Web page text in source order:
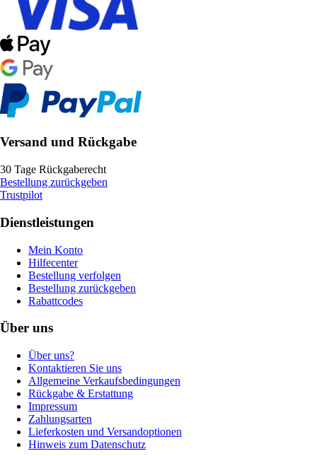
Versand und Rückgabe
30 Tage Rückgaberecht
Bestellung zurückgeben
Trustpilot
Dienstleistungen
Mein Konto
Hilfecenter
Bestellung verfolgen
Bestellung zurückgeben
Rabattcodes
Über uns
Über uns?
Kontaktieren Sie uns
Allgemeine Verkaufsbedingungen
Rückgabe & Erstattung
Impressum
Zahlungsarten
Lieferkosten und Versandoptionen
Hinweis zum Datenschutz